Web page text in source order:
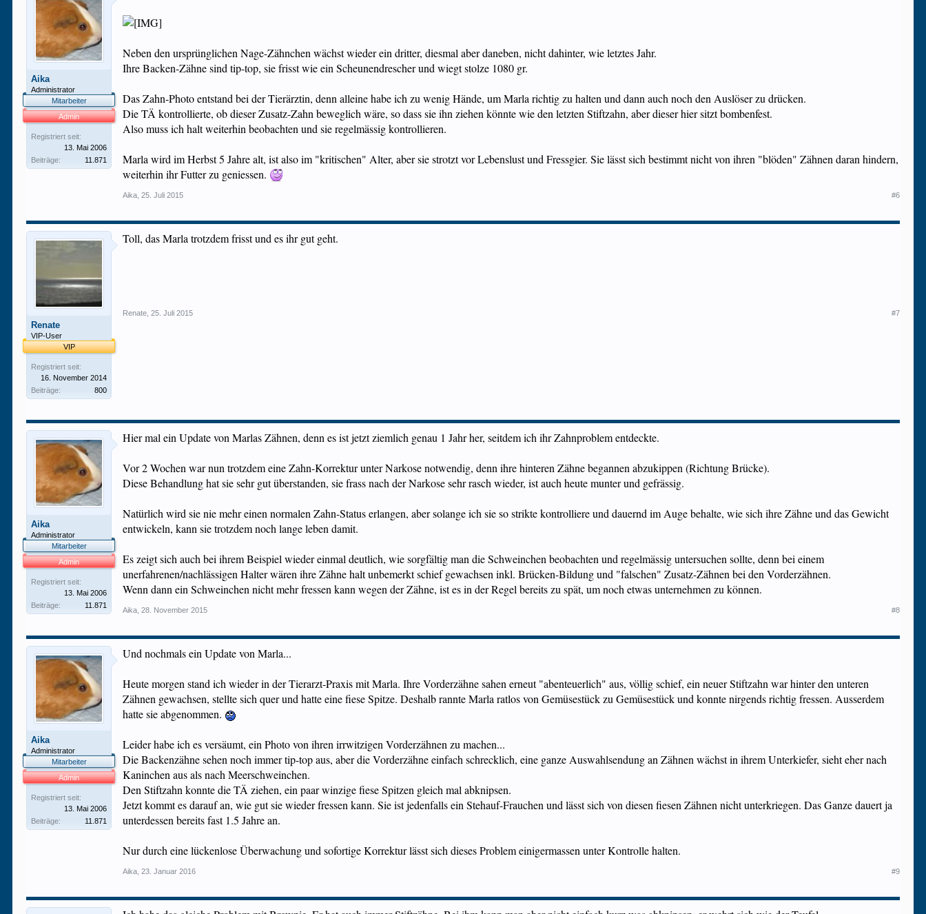
Aika
Administrator
Mitarbeiter
Admin
Registriert seit:
13. Mai 2006
Beiträge:
11.871
Neben den ursprünglichen Nage-Zähnchen wächst wieder ein dritter, diesmal aber daneben, nicht dahinter, wie letztes Jahr.
Ihre Backen-Zähne sind tip-top, sie frisst wie ein Scheunendrescher und wiegt stolze 1080 gr.
Das Zahn-Photo entstand bei der Tierärztin, denn alleine habe ich zu wenig Hände, um Marla richtig zu halten und dann auch noch den Auslöser zu drücken.
Die TÄ kontrollierte, ob dieser Zusatz-Zahn beweglich wäre, so dass sie ihn ziehen könnte wie den letzten Stiftzahn, aber dieser hier sitzt bombenfest.
Also muss ich halt weiterhin beobachten und sie regelmässig kontrollieren.
Marla wird im Herbst 5 Jahre alt, ist also im "kritischen" Alter, aber sie strotzt vor Lebenslust und Fressgier. Sie lässt sich bestimmt nicht von ihren "blöden" Zähnen daran hindern,
weiterhin ihr Futter zu geniessen.
Aika 25. Juli 2015 #6
Renate
VIP-User
VIP
Registriert seit:
16. November 2014
Beiträge:
800
Toll, das Marla trotzdem frisst und es ihr gut geht.
Renate 25. Juli 2015 #7
Aika
Administrator
Mitarbeiter
Admin
Registriert seit:
13. Mai 2006
Beiträge:
11.871
Hier mal ein Update von Marlas Zähnen, denn es ist jetzt ziemlich genau 1 Jahr her, seitdem ich ihr Zahnproblem entdeckte.
Vor 2 Wochen war nun trotzdem eine Zahn-Korrektur unter Narkose notwendig, denn ihre hinteren Zähne begannen abzukippen (Richtung Brücke).
Diese Behandlung hat sie sehr gut überstanden, sie frass nach der Narkose sehr rasch wieder, ist auch heute munter und gefrässig.
Natürlich wird sie nie mehr einen normalen Zahn-Status erlangen, aber solange ich sie so strikte kontrolliere und dauernd im Auge behalte, wie sich ihre Zähne und das Gewicht
entwickeln, kann sie trotzdem noch lange leben damit.
Es zeigt sich auch bei ihrem Beispiel wieder einmal deutlich, wie sorgfältig man die Schweinchen beobachten und regelmässig untersuchen sollte, denn bei einem
unerfahrenen/nachlässigen Halter wären ihre Zähne halt unbemerkt schief gewachsen inkl. Brücken-Bildung und "falschen" Zusatz-Zähnen bei den Vorderzähnen.
Wenn dann ein Schweinchen nicht mehr fressen kann wegen der Zähne, ist es in der Regel bereits zu spät, um noch etwas unternehmen zu können.
Aika 28. November 2015 #8
Aika
Administrator
Mitarbeiter
Admin
Registriert seit:
13. Mai 2006
Beiträge:
11.871
Und nochmals ein Update von Marla...
Heute morgen stand ich wieder in der Tierarzt-Praxis mit Marla. Ihre Vorderzähne sahen erneut "abenteuerlich" aus, völlig schief, ein neuer Stiftzahn war hinter den unteren
Zähnen gewachsen, stellte sich quer und hatte eine fiese Spitze. Deshalb rannte Marla ratlos von Gemüsestück zu Gemüsestück und konnte nirgends richtig fressen. Ausserdem
hatte sie abgenommen.
Leider habe ich es versäumt, ein Photo von ihren irrwitzigen Vorderzähnen zu machen...
Die Backenzähne sehen noch immer tip-top aus, aber die Vorderzähne einfach schrecklich, eine ganze Auswahlsendung an Zähnen wächst in ihrem Unterkiefer, sieht eher nach
Kaninchen aus als nach Meerschweinchen.
Den Stiftzahn konnte die TÄ ziehen, ein paar winzige fiese Spitzen gleich mal abknipsen.
Jetzt kommt es darauf an, wie gut sie wieder fressen kann. Sie ist jedenfalls ein Stehauf-Frauchen und lässt sich von diesen fiesen Zähnen nicht unterkriegen. Das Ganze dauert ja
unterdessen bereits fast 1.5 Jahre an.
Nur durch eine lückenlose Überwachung und sofortige Korrektur lässt sich dieses Problem einigermassen unter Kontrolle halten.
Aika 23. Januar 2016 #9